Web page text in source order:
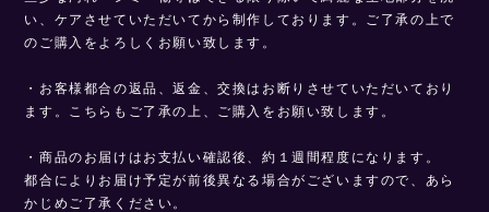
い、ケアさせていただいてから制作しております。ご了承の上で
のご購入をよろしくお願い致します。
・お客様都合の返品、返金、交換はお断りさせていただいており
ます。こちらもご了承の上、ご購入をお願い致します。
・商品のお届けはお支払い確認後、約１週間程度になります。
都合によりお届け予定が前後異なる場合がございますので、あら
かじめご了承ください。